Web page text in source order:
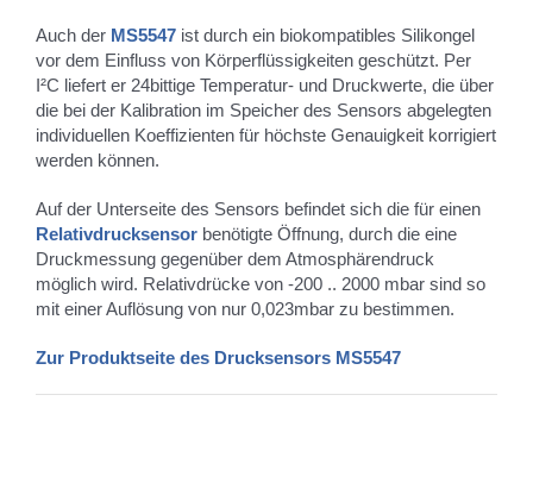
Auch der MS5547ist durch ein biokompatibles Silikongel
vor dem Einfluss von Körperflüssigkeiten geschützt. Per
I²C liefert er 24bittige Temperatur- und Druckwerte, die über
die bei der Kalibration im Speicher des Sensors abgelegten
individuellen Koeffizienten für höchste Genauigkeit korrigiert
werden können.
Auf der Unterseite des Sensors befindet sich die für einen
Relativdrucksensorbenötigte Öffnung, durch die eine
Druckmessung gegenüber dem Atmosphärendruck
möglich wird. Relativdrücke von -200 .. 2000 mbar sind so
mit einer Auflösung von nur 0,023mbar zu bestimmen.
Zur Produktseite des Drucksensors MS5547